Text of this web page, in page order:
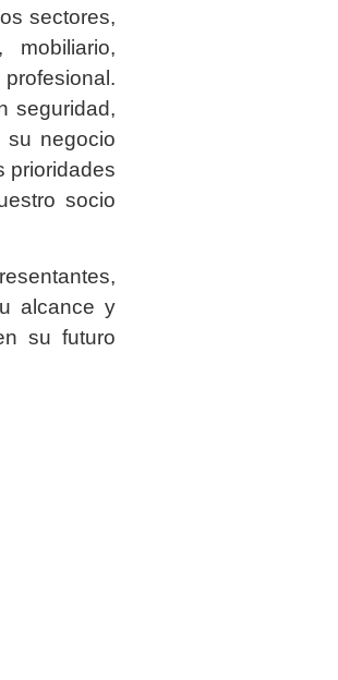
sectores,
mobiliario,
seguridad,
su negocio
prioridades
socio
alcance y
su futuro